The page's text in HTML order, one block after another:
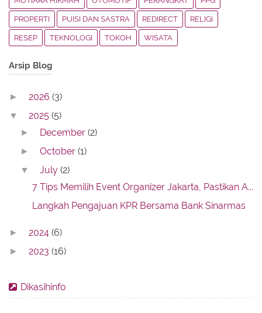
PROPERTI PUISI DAN SASTRA REDIRECT RELIGI
RESEP TEKNOLOGI TOKOH WISATA
Arsip Blog
► 2026 (3)
▼ 2025 (5)
► December(2)
► October(1)
▼ July(2)
7 Tips Memilih Event Organizer Jakarta, Pastikan A...
Langkah Pengajuan KPR Bersama Bank Sinarmas
► 2024 (6)
► 2023 (16)
► 2021(43)
Dikasihinfo